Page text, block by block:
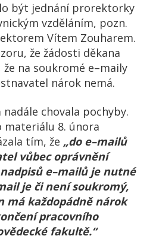
být jednání prorektorky
vzděláním, pozn.
Vítem Zouharem.
že žádosti děkana
na soukromé e–maily
nárok nemá.
chovala pochyby.
materiálu 8. února
tím, že „do e–mailů
vůbec oprávnění
e–mailů jenutné
je či není soukromý,
má každopádněnárok
pracovního
fakultě.“